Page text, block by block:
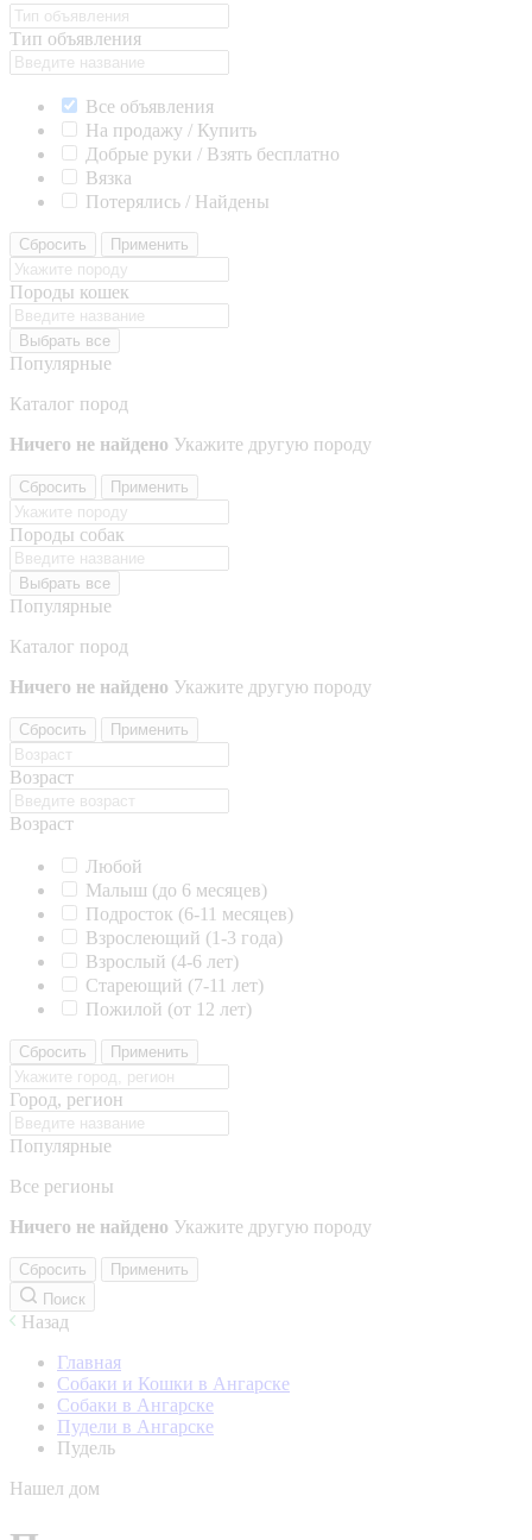
Тип объявления
Все объявления
На продажу / Купить
Добрые руки / Взять бесплатно
Вязка
Потерялись / Найдены
Сбросить Применить
Породы кошек
Выбрать все
Популярные
Каталог пород
Ничего не найдено Укажите другую породу
Сбросить Применить
Породы собак
Выбрать все
Популярные
Каталог пород
Ничего не найдено Укажите другую породу
Сбросить Применить
Возраст
Возраст
Любой
Малыш (до 6 месяцев)
Подросток (6-11 месяцев)
Взрослеющий (1-3 года)
Взрослый (4-6 лет)
Стареющий (7-11 лет)
Пожилой (от 12 лет)
Сбросить Применить
Город, регион
Популярные
Все регионы
Ничего не найдено Укажите другую породу
Сбросить
Применить
Поиск
Назад
Главная
Собаки и Кошки в Ангарске
Собаки в Ангарске
Пудели в Ангарске
Пудель
Нашел дом